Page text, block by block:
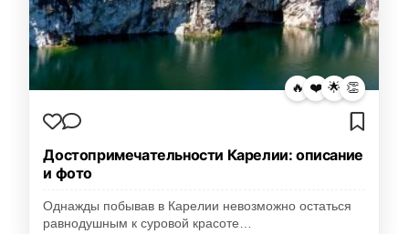
🔥 ❤️ 🌟 👏
Достопримечательности Карелии: описание
и фото
Однажды побывав в Карелии невозможно остаться
равнодушным к суровой красоте…